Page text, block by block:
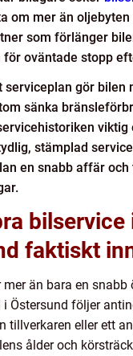
om mer än
som förlänger
oväntade stopp
serviceplan gör bilen
sänka
viktig
stämplad
en snabb affär och
bilservice
faktiskt
mer än bara en snabb
i Östersund följer
tillverkaren eller ett
ålder och